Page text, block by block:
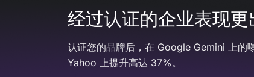
经过认证的企业表现更
认证您的品牌后，在 Google Gemini 上的
Yahoo 上提升高达 37%。